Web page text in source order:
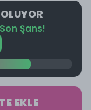
Şans!
EKLE